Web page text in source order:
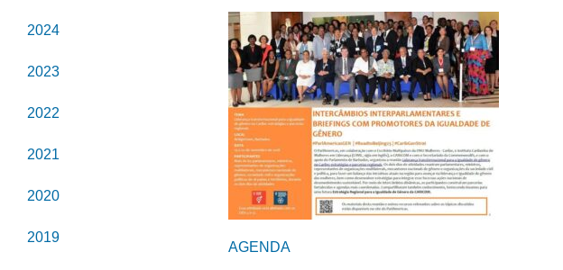
2024
2023
2022
2021
2020
2019
AGENDA